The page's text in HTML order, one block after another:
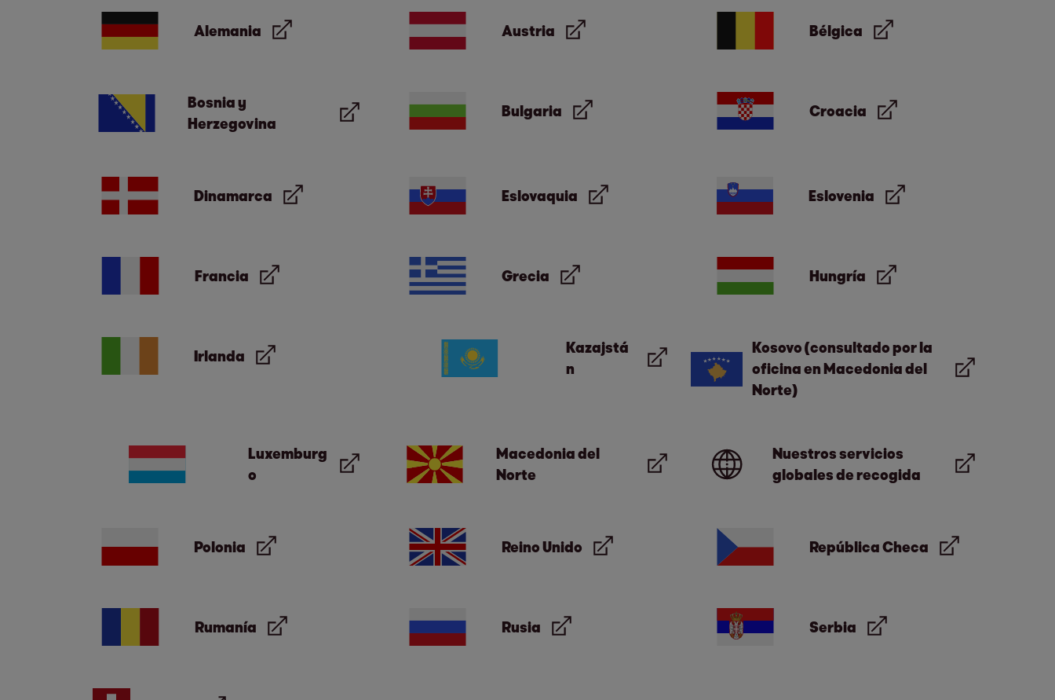
Alemania Austria Bélgica
Bosnia y
Herzegovina
Bulgaria Croacia
Dinamarca Eslovaquia Eslovenia
Francia Grecia Hungría
Irlanda
Kazajstá
n
Kosovo (consultado por la
oficina en Macedonia del
Norte)
Luxemburg
o
Macedonia del
Norte
Nuestros servicios
globales de recogida
Polonia Reino Unido República Checa
Rumanía Rusia Serbia